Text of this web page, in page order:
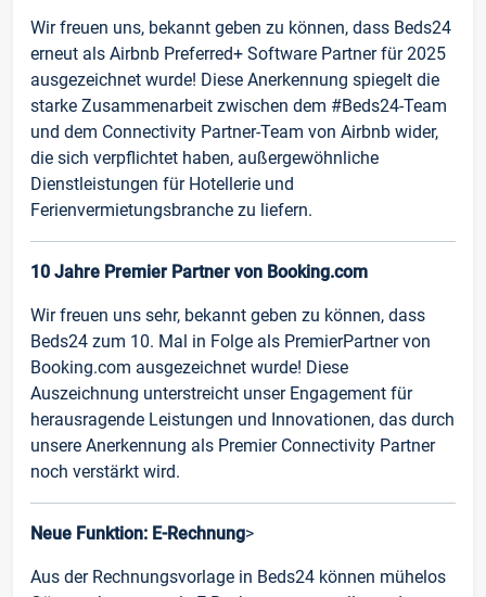
Wir freuen uns, bekannt geben zu können, dass Beds24
erneut als Airbnb Preferred+ Software Partner für 2025
ausgezeichnet wurde! Diese Anerkennung spiegelt die
starke Zusammenarbeit zwischen dem #Beds24-Team
und dem Connectivity Partner-Team von Airbnb wider,
die sich verpflichtet haben, außergewöhnliche
Dienstleistungen für Hotellerie und
Ferienvermietungsbranche zu liefern.
10 Jahre Premier Partner von Booking.com
Wir freuen uns sehr, bekannt geben zu können, dass
Beds24 zum 10. Mal in Folge als PremierPartner von
Booking.com ausgezeichnet wurde! Diese
Auszeichnung unterstreicht unser Engagement für
herausragende Leistungen und Innovationen, das durch
unsere Anerkennung als Premier Connectivity Partner
noch verstärkt wird.
Neue Funktion: E-Rechnung>
Aus der Rechnungsvorlage in Beds24 können mühelos